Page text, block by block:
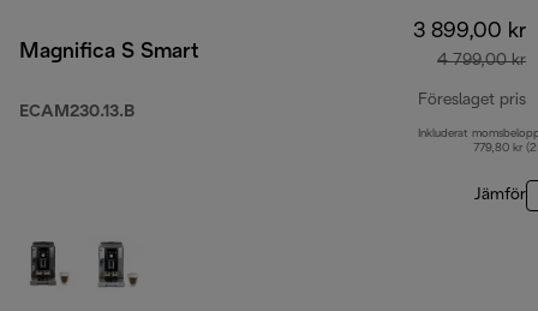
Magnifica S Smart
ECAM230.13.B
3 899,00 kr
4 799,00 kr
Föreslaget pris
Inkluderat
779,80 kr
Jämför